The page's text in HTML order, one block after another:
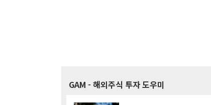
GAM - 해외주식 투자 도우미